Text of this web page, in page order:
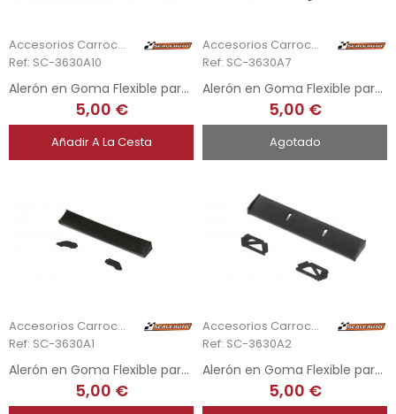
Accesorios Carrocería
Ref: SC-3630A10
Alerón en Goma Flexible para Saleen S7R
5,00 €
Añadir A La Cesta
Accesorios Carrocería
Ref: SC-3630A7
Alerón en Goma Flexible para MB AMG GT3 1/32
5,00 €
Agotado
Accesorios Carrocería
Ref: SC-3630A1
Alerón en Goma Flexible para Spyker
5,00 €
Accesorios Carrocería
Ref: SC-3630A2
Alerón en Goma Flexible para Bmw Z4 1/32
5,00 €